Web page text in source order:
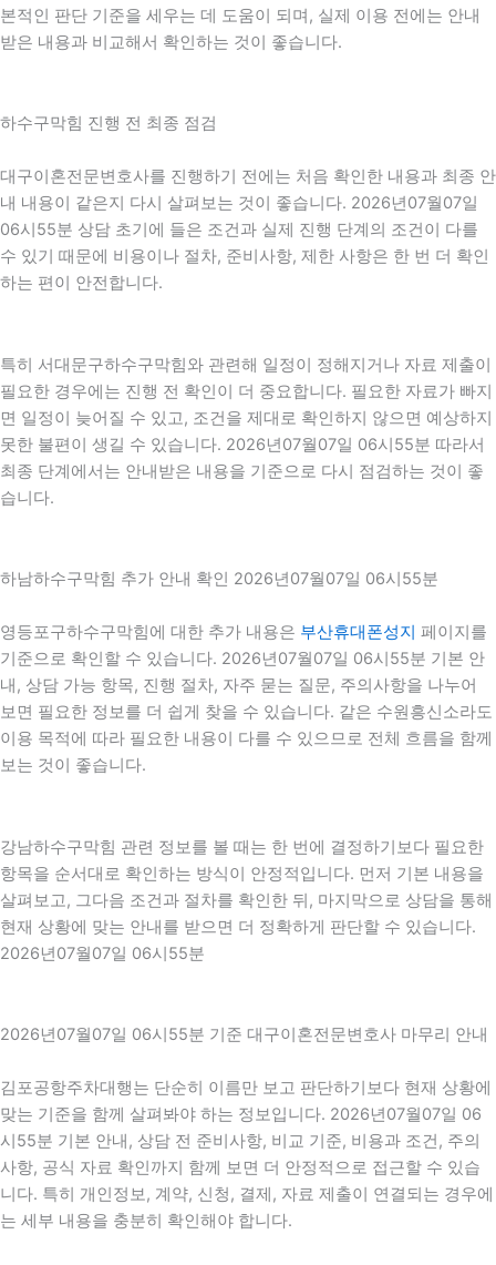
본적인 판단 기준을 세우는 데 도움이 되며, 실제 이용 전에는 안내
받은 내용과 비교해서 확인하는 것이 좋습니다.
하수구막힘 진행 전 최종 점검
대구이혼전문변호사를 진행하기 전에는 처음 확인한 내용과 최종 안
내 내용이 같은지 다시 살펴보는 것이 좋습니다. 2026년07월07일
06시55분 상담 초기에 들은 조건과 실제 진행 단계의 조건이 다를
수 있기 때문에 비용이나 절차, 준비사항, 제한 사항은 한 번 더 확인
하는 편이 안전합니다.
특히 서대문구하수구막힘와 관련해 일정이 정해지거나 자료 제출이
필요한 경우에는 진행 전 확인이 더 중요합니다. 필요한 자료가 빠지
면 일정이 늦어질 수 있고, 조건을 제대로 확인하지 않으면 예상하지
못한 불편이 생길 수 있습니다. 2026년07월07일 06시55분 따라서
최종 단계에서는 안내받은 내용을 기준으로 다시 점검하는 것이 좋
습니다.
하남하수구막힘 추가 안내 확인 2026년07월07일 06시55분
영등포구하수구막힘에 대한 추가 내용은 부산휴대폰성지 페이지를
기준으로 확인할 수 있습니다. 2026년07월07일 06시55분 기본 안
내, 상담 가능 항목, 진행 절차, 자주 묻는 질문, 주의사항을 나누어
보면 필요한 정보를 더 쉽게 찾을 수 있습니다. 같은 수원흥신소라도
이용 목적에 따라 필요한 내용이 다를 수 있으므로 전체 흐름을 함께
보는 것이 좋습니다.
강남하수구막힘 관련 정보를 볼 때는 한 번에 결정하기보다 필요한
항목을 순서대로 확인하는 방식이 안정적입니다. 먼저 기본 내용을
살펴보고, 그다음 조건과 절차를 확인한 뒤, 마지막으로 상담을 통해
현재 상황에 맞는 안내를 받으면 더 정확하게 판단할 수 있습니다.
2026년07월07일 06시55분
2026년07월07일 06시55분 기준 대구이혼전문변호사 마무리 안내
김포공항주차대행는 단순히 이름만 보고 판단하기보다 현재 상황에
맞는 기준을 함께 살펴봐야 하는 정보입니다. 2026년07월07일 06
시55분 기본 안내, 상담 전 준비사항, 비교 기준, 비용과 조건, 주의
사항, 공식 자료 확인까지 함께 보면 더 안정적으로 접근할 수 있습
니다. 특히 개인정보, 계약, 신청, 결제, 자료 제출이 연결되는 경우에
는 세부 내용을 충분히 확인해야 합니다.